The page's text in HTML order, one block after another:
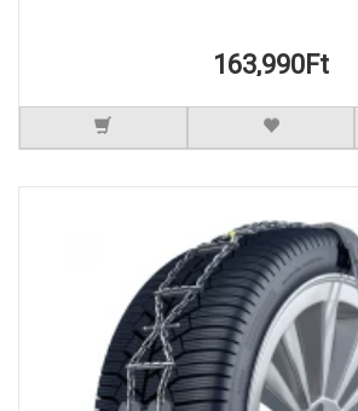
163,990Ft